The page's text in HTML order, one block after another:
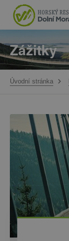
Zážitky
Úvodní stránka